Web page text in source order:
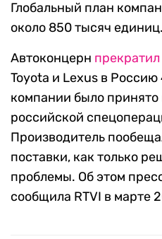
Глобальный план
около 850 тысяч единиц.
Автоконцерн прекратил
Toyota и Lexus в
компании было принято
российской
Производитель
поставки, как только
проблемы. Об этом
сообщила RTVI в марте